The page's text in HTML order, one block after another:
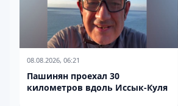
08.08.2026, 06:21
Пашинян проехал 30
километров вдоль Иссык-Куля